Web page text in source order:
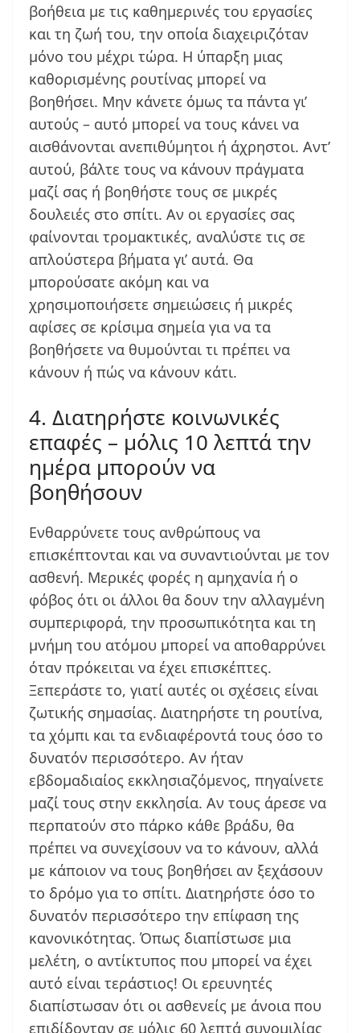
βοήθεια με τις καθημερινές του εργασίες
και τη ζωή του, την οποία διαχειριζόταν
μόνο του μέχρι τώρα. Η ύπαρξη μιας
καθορισμένης ρουτίνας μπορεί να
βοηθήσει. Μην κάνετε όμως τα πάντα γι’
αυτούς – αυτό μπορεί να τους κάνει να
αισθάνονται ανεπιθύμητοι ή άχρηστοι. Αντ’
αυτού, βάλτε τους να κάνουν πράγματα
μαζί σας ή βοηθήστε τους σε μικρές
δουλειές στο σπίτι. Αν οι εργασίες σας
φαίνονται τρομακτικές, αναλύστε τις σε
απλούστερα βήματα γι’ αυτά. Θα
μπορούσατε ακόμη και να
χρησιμοποιήσετε σημειώσεις ή μικρές
αφίσες σε κρίσιμα σημεία για να τα
βοηθήσετε να θυμούνται τι πρέπει να
κάνουν ή πώς να κάνουν κάτι.
4. Διατηρήστε κοινωνικές
επαφές – μόλις 10 λεπτά την
ημέρα μπορούν να
βοηθήσουν
Ενθαρρύνετε τους ανθρώπους να
επισκέπτονται και να συναντιούνται με τον
ασθενή. Μερικές φορές η αμηχανία ή ο
φόβος ότι οι άλλοι θα δουν την αλλαγμένη
συμπεριφορά, την προσωπικότητα και τη
μνήμη του ατόμου μπορεί να αποθαρρύνει
όταν πρόκειται να έχει επισκέπτες.
Ξεπεράστε το, γιατί αυτές οι σχέσεις είναι
ζωτικής σημασίας. Διατηρήστε τη ρουτίνα,
τα χόμπι και τα ενδιαφέροντά τους όσο το
δυνατόν περισσότερο. Αν ήταν
εβδομαδιαίος εκκλησιαζόμενος, πηγαίνετε
μαζί τους στην εκκλησία. Αν τους άρεσε να
περπατούν στο πάρκο κάθε βράδυ, θα
πρέπει να συνεχίσουν να το κάνουν, αλλά
με κάποιον να τους βοηθήσει αν ξεχάσουν
το δρόμο για το σπίτι. Διατηρήστε όσο το
δυνατόν περισσότερο την επίφαση της
κανονικότητας. Όπως διαπίστωσε μια
μελέτη, ο αντίκτυπος που μπορεί να έχει
αυτό είναι τεράστιος! Οι ερευνητές
διαπίστωσαν ότι οι ασθενείς με άνοια που
επιδίδονταν σε μόλις 60 λεπτά συνομιλίας